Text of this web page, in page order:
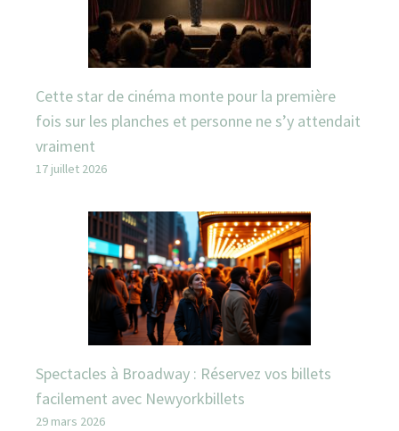
Cette star de cinéma monte pour la première
fois sur les planches et personne ne s’y attendait
vraiment
17 juillet 2026
Spectacles à Broadway : Réservez vos billets
facilement avec Newyorkbillets
29 mars 2026